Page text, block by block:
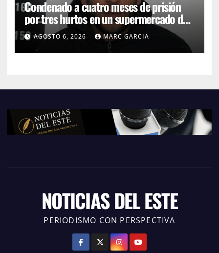
Condenado a cuatro meses de prisión
por tres hurtos en un supermercado de
San Carlos
AGOSTO 6, 2026 MARC GARCIA
NOTICIAS DEL ESTE
PERIODISMO CON PERSPECTIVA